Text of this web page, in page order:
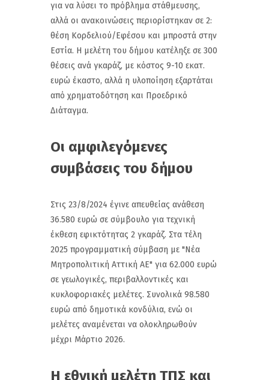
για να λύσει το πρόβλημα στάθμευσης,
αλλά οι ανακοινώσεις περιορίστηκαν σε 2:
θέση Κορδελιού/Εφέσου και μπροστά στην
Εστία. Η μελέτη του δήμου κατέληξε σε 300
θέσεις ανά γκαράζ, με κόστος 9-10 εκατ.
ευρώ έκαστο, αλλά η υλοποίηση εξαρτάται
από χρηματοδότηση και Προεδρικό
Διάταγμα.
Οι αμφιλεγόμενες
συμβάσεις του δήμου
Στις 23/8/2024 έγινε απευθείας ανάθεση
36.580 ευρώ σε σύμβουλο για τεχνική
έκθεση εφικτότητας 2 γκαράζ. Στα τέλη
2025 προγραμματική σύμβαση με "Νέα
Μητροπολιτική Αττική ΑΕ" για 62.000 ευρώ
σε γεωλογικές, περιβαλλοντικές και
κυκλοφοριακές μελέτες. Συνολικά 98.580
ευρώ από δημοτικά κονδύλια, ενώ οι
μελέτες αναμένεται να ολοκληρωθούν
μέχρι Μάρτιο 2026.
Η εθνική μελέτη ΤΠΣ και